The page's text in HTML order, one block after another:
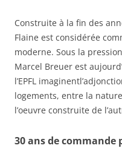
Construite à la fin des
Flaine est considérée
moderne. Sous la
Marcel Breuer est
l’EPFL
logements, entre la
l’oeuvre construite de
30 ans de commande